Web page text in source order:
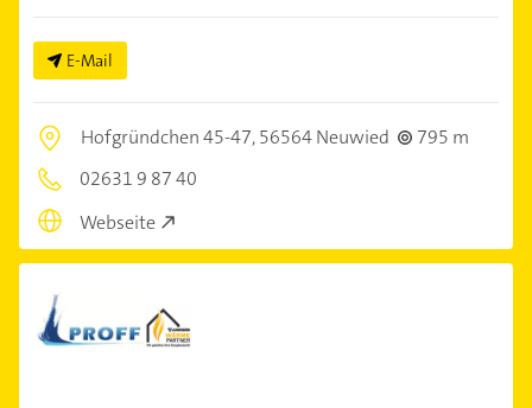
E-Mail
Hofgründchen 45-47,56564 Neuwied
795 m
02631 9 87 40
Webseite